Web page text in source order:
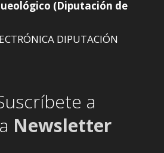
(Diputación de
DIPUTACIÓN
a
Newsletter